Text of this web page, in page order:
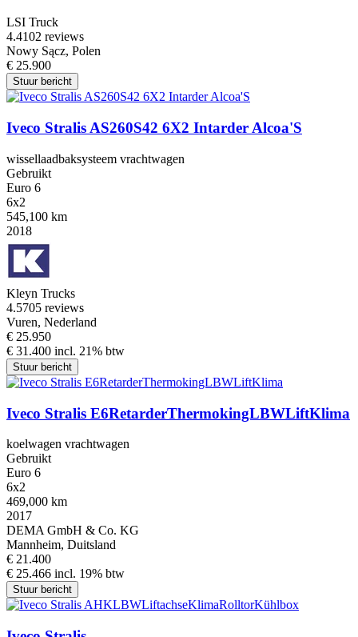
LSI Truck
4.4102 reviews
Nowy Sącz, Polen
€ 25.900
Stuur bericht
Iveco Stralis AS260S42 6X2 Intarder Alcoa'S
wissellaadbaksysteem vrachtwagen
Gebruikt
Euro 6
6x2
545,100 km
2018
Kleyn Trucks
4.5705 reviews
Vuren, Nederland
€ 25.950
€ 31.400 incl. 21% btw
Stuur bericht
Iveco Stralis E6RetarderThermokingLBWLiftKlima
koelwagen vrachtwagen
Gebruikt
Euro 6
6x2
469,000 km
2017
DEMA GmbH & Co. KG
Mannheim, Duitsland
€ 21.400
€ 25.466 incl. 19% btw
Stuur bericht